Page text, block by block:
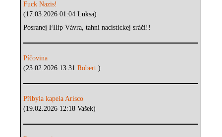
Fuck Nazis!
(17.03.2026 01:04 Luksa)
Posranej FIlip Vávra, tahni nacistickej sráči!!
Píčovina
(23.02.2026 13:31Robert)
Přibyla kapela Arisco
(19.02.2026 12:18 Vašek)